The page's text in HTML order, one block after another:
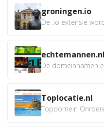
groningen.io
echtemannen.nl
Toplocatie.nl